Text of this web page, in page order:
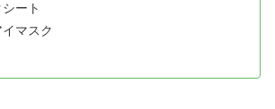
ート
マスク